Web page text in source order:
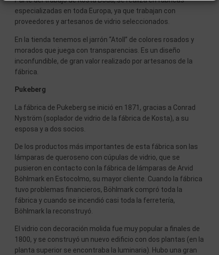
especializadas en toda Europa, ya que trabajan con
proveedores y artesanos de vidrio seleccionados.
En la tienda tenemos el jarrón “Atoll” de colores rosados y
morados que juega con transparencias. Es un diseño
inconfundible, de gran valor realizado por artesanos de la
fábrica.
Pukeberg
La fábrica de Pukeberg se inició en 1871, gracias a Conrad
Nyström (soplador de vidrio de la fábrica de Kosta), a su
esposa y a dos socios.
De los productos más importantes de esta fábrica son las
lámparas de queroseno con cúpulas de vidrio, que se
pusieron en contacto con la fábrica de lámparas de Arvid
Böhlmark en Estocolmo, su mayor cliente. Cuando la fábrica
tuvo problemas financieros, Böhlmark compró toda la
fábrica y cuando se incendió casi toda la ferretería,
Böhlmark la reconstruyó.
El vidrio con decoración molida fue muy popular a finales de
1800, y se construyó un nuevo edificio con dos plantas (en la
planta superior se encontraba la luminaria). Hubo una gran